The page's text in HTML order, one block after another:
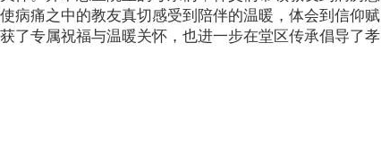
病痛之中的教友真切感受到陪伴的温暖，体会到信仰赋
了专属祝福与温暖关怀，也进一步在堂区传承倡导了孝